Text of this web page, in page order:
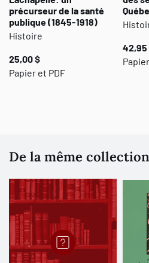
précurseur de la santé
publique (1845-1918)
Histoire
25,00 $
Papier et PDF
42,95
Papier
De la même collection